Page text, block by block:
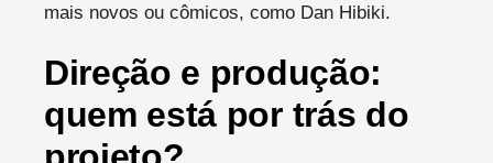
mais novos ou cômicos, como Dan Hibiki.
Direção e produção:
quem está por trás do